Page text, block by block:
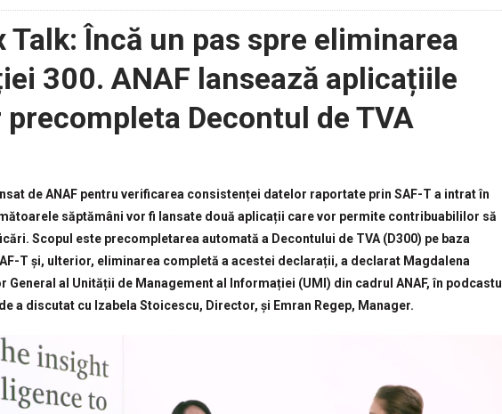
Talk: Încă un pas spre eliminarea
300. ANAF lansează aplicațiile
precompleta Decontul de TVA
de ANAF pentru verificarea consistenței datelor raportate prin SAF-T a intrat în
săptămâni vor fi lansate două aplicații care vor permite contribuabililor să
Scopul este precompletarea automată a Decontului de TVA (D300) pe baza
T și, ulterior, eliminarea completă a acestei declarații, a declarat Magdalena
General al Unității de Management al Informației (UMI) din cadrul ANAF, în podcastul
a discutat cu Izabela Stoicescu, Director, și Emran Regep, Manager.